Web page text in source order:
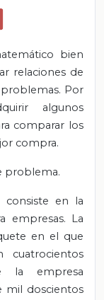
bien
relaciones de
Por
algunos
comparar los
compra.
problema.
consiste en la
empresas. La
en el que
cuatrocientos
la empresa
mil doscientos